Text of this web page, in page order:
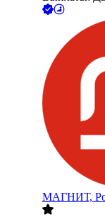
МАГНИТ,